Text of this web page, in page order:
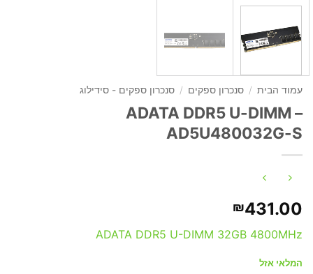
עמוד הבית / סנכרון ספקים / סנכרון ספקים - סידילוג
ADATA DDR5 U-DIMM –
AD5U480032G-S
₪431.00
ADATA DDR5 U-DIMM 32GB 4800MHz
המלאי אזל